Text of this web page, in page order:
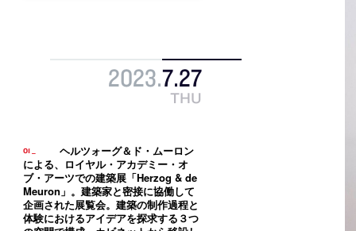
2023.7.27
THU
ヘルツォーグ＆ド・ムーロン
による、ロイヤル・アカデミー・オ
ブ・アーツでの建築展「Herzog & de
Meuron」。建築家と密接に協働して
企画された展覧会。建築の制作過程と
体験におけるアイデアを探求する３つ